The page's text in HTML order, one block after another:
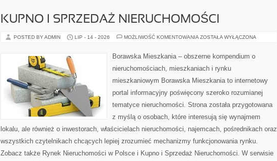
KUPNO I SPRZEDAŻ NIERUCHOMOŚCI
POSTED BY ADMIN LIP - 14 - 2026 MOŻLIWOŚĆ KOMENTOWANIA KUPNO
NIERUCHOMOŚCI
ZOSTAŁA WYŁĄCZONA
Borawska Mieszkania – obszerne kompendium o
nieruchomościach, mieszkaniach i rynku
mieszkaniowym Borawska Mieszkania to internetowy
portal informacyjny poświęcony szeroko rozumianej
tematyce nieruchomości. Strona została przygotowana
z myślą o osobach, które interesują się wynajmem
lokalu, ale również o inwestorach, właścicielach nieruchomości, najemcach, pośrednikach oraz
wszystkich czytelnikach chcących lepiej zrozumieć mechanizmy funkcjonowania rynku.
Zobacz także Rynek Nieruchomości w Polsce i Kupno i Sprzedaż Nieruchomości. W serwisie